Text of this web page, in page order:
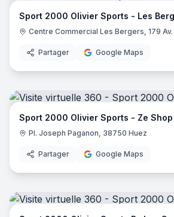
Sport 2000 Olivier Sports - Les
Partager Google Maps
Sport 2000 Olivier Sports - Ze Shop
Pl. Joseph Paganon, 38750 Huez
Partager Google Maps